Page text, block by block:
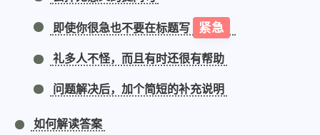
即使你很急也不要在标题写 紧急
礼多人不怪，而且有时还很有帮助
问题解决后，加个简短的补充说明
如何解读答案